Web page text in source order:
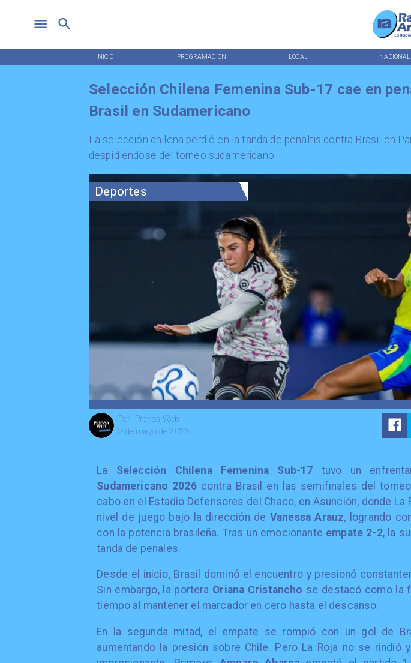
INICIO PROGRAMACIÓN LOCAL NACIONAL
Deportes
Prensa Web
Por
8 de mayo de 2026
Selección Chilena Femenina Sub-17 cae en
Brasil en Sudamericano
La selección chilena perdió en la tanda de penaltis contra Brasil en
despidiéndose del torneo sudamericano.
La Selección Chilena Femenina Sub-17 tuvo un
Sudamericano 2026contra Brasil en las semifinales del
cabo en el Estadio Defensores del Chaco, en Asunción, donde La
nivel de juego bajo la dirección de Vanessa Arauz, logrando
con la potencia brasileña. Tras un emocionante empate 2-2, la
tanda de penales.
Desde el inicio, Brasil dominó el encuentro y presionó
Sin embargo, la portera Oriana Cristancho se destacó como la
tiempo al mantener el marcador en cero hasta el descanso.
En la segunda mitad, el empate se rompió con un gol de
aumentando la presión sobre Chile. Pero La Roja no se rindió